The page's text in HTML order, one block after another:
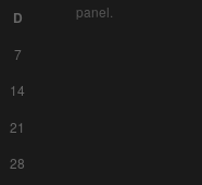
D
7
14
21
28
panel.